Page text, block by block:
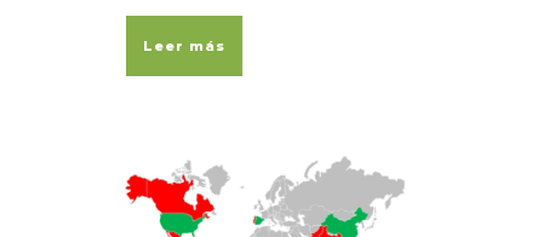
Leer más